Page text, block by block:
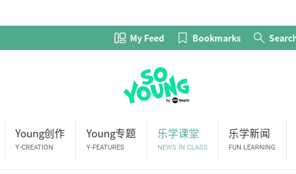
My Feed Bookmarks
Young创作
Y-CREATION
Young专题
Y-FEATURES
乐学课堂
NEWS IN CLASS
乐学新闻
FUN LEARNING